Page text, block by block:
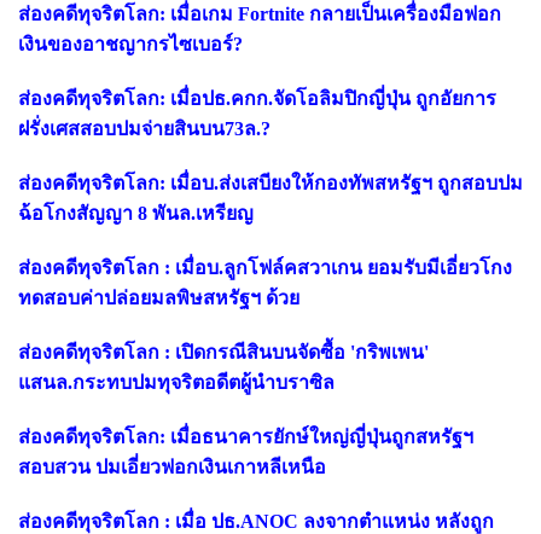
ส่องคดีทุจริตโลก: เมื่อเกม Fortnite กลายเป็นเครื่องมือฟอก
เงินของอาชญากรไซเบอร์?
ส่องคดีทุจริตโลก: เมื่อปธ.คกก.จัดโอลิมปิกญี่ปุ่น ถูกอัยการ
ฝรั่งเศสสอบปมจ่ายสินบน73ล.?
ส่องคดีทุจริตโลก: เมื่อบ.ส่งเสบียงให้กองทัพสหรัฐฯ ถูกสอบปม
ฉ้อโกงสัญญา 8 พันล.เหรียญ
ส่องคดีทุจริตโลก : เมื่อบ.ลูกโฟล์คสวาเกน ยอมรับมีเอี่ยวโกง
ทดสอบค่าปล่อยมลพิษสหรัฐฯ ด้วย
ส่องคดีทุจริตโลก : เปิดกรณีสินบนจัดซื้อ 'กริพเพน'
แสนล.กระทบปมทุจริตอดีตผู้นำบราซิล
ส่องคดีทุจริตโลก: เมื่อธนาคารยักษ์ใหญ่ญี่ปุ่นถูกสหรัฐฯ
สอบสวน ปมเอี่ยวฟอกเงินเกาหลีเหนือ
ส่องคดีทุจริตโลก : เมื่อ ปธ.ANOC ลงจากตำแหน่ง หลังถูก